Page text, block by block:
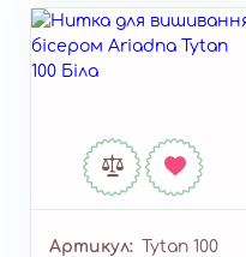
Артикул Tytan 100